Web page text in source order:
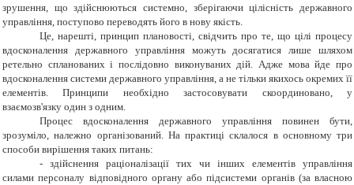
зрушення, що здійснюються системно, зберігаючи цілісність державного
управління, поступово переводять його в нову якість.
Це, нарешті, принцип плановості, свідчить про те, що цілі процесу
вдосконалення державного управління можуть досягатися лише шляхом
ретельно спланованих і послідовно виконуваних дій. Адже мова йде про
вдосконалення системи державного управління, а не тільки якихось окремих її
елементів. Принципи необхідно застосовувати скоординовано, у
взаємозв'язку один з одним.
Процес вдосконалення державного управління повинен бути,
зрозуміло, належно організований. На практиці склалося в основному три
способи вирішення таких питань:
- здійснення раціоналізації тих чи інших елементів управління
силами персоналу відповідного органу або підсистеми органів (за власною